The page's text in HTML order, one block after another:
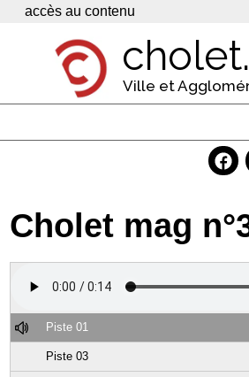
Panneau de gestion des cookies
accès au contenu
Ville et
Economie
Services
Cholet mag
Piste 01
Piste 03